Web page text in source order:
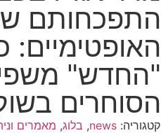
התפכחותם
"החדש"
הסוחרים
קטגוריה: news
, בלוג, מאמרים